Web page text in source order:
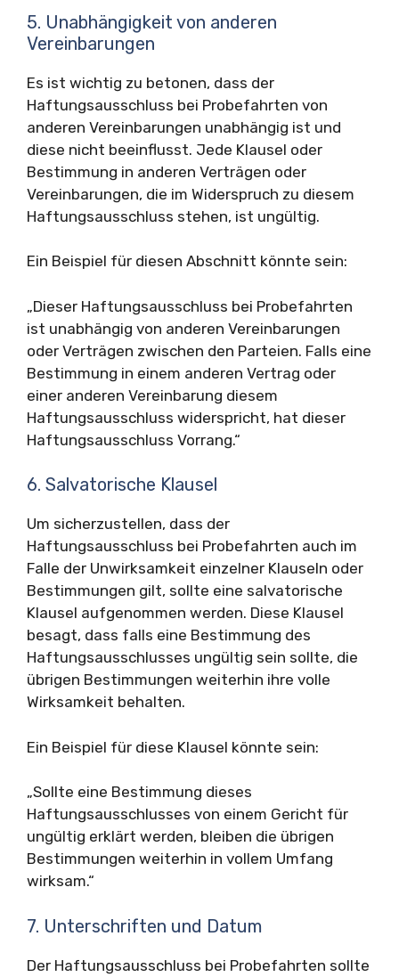
5. Unabhängigkeit von anderen
Vereinbarungen
Es ist wichtig zu betonen, dass der
Haftungsausschluss bei Probefahrten von
anderen Vereinbarungen unabhängig ist und
diese nicht beeinflusst. Jede Klausel oder
Bestimmung in anderen Verträgen oder
Vereinbarungen, die im Widerspruch zu diesem
Haftungsausschluss stehen, ist ungültig.
Ein Beispiel für diesen Abschnitt könnte sein:
„Dieser Haftungsausschluss bei Probefahrten
ist unabhängig von anderen Vereinbarungen
oder Verträgen zwischen den Parteien. Falls eine
Bestimmung in einem anderen Vertrag oder
einer anderen Vereinbarung diesem
Haftungsausschluss widerspricht, hat dieser
Haftungsausschluss Vorrang.“
6. Salvatorische Klausel
Um sicherzustellen, dass der
Haftungsausschluss bei Probefahrten auch im
Falle der Unwirksamkeit einzelner Klauseln oder
Bestimmungen gilt, sollte eine salvatorische
Klausel aufgenommen werden. Diese Klausel
besagt, dass falls eine Bestimmung des
Haftungsausschlusses ungültig sein sollte, die
übrigen Bestimmungen weiterhin ihre volle
Wirksamkeit behalten.
Ein Beispiel für diese Klausel könnte sein:
„Sollte eine Bestimmung dieses
Haftungsausschlusses von einem Gericht für
ungültig erklärt werden, bleiben die übrigen
Bestimmungen weiterhin in vollem Umfang
wirksam.“
7. Unterschriften und Datum
Der Haftungsausschluss bei Probefahrten sollte